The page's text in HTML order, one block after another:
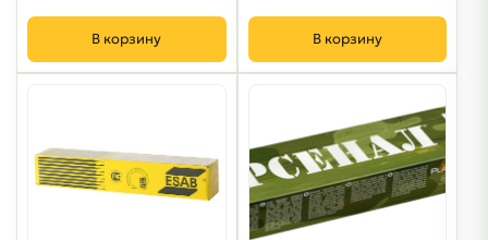
В корзину В корзину